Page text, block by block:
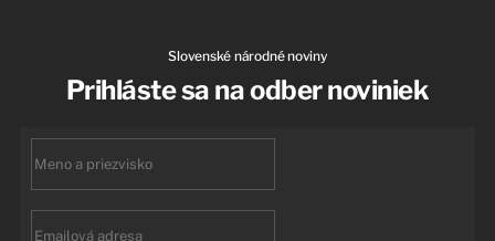
Slovenské národné noviny
Prihláste sa na odber noviniek